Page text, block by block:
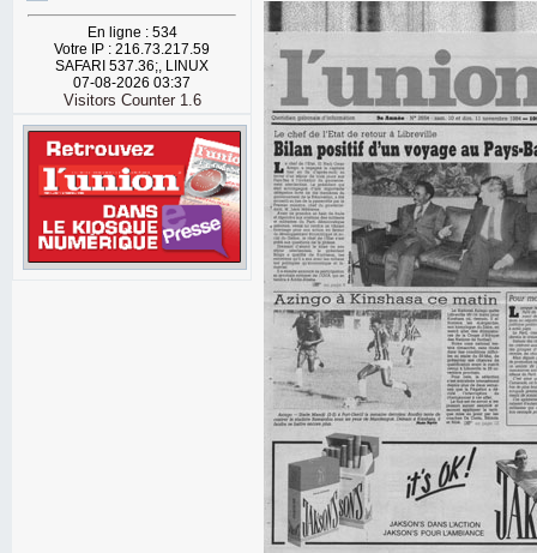
En ligne : 534
Votre IP : 216.73.217.59
SAFARI 537.36;, LINUX
07-08-2026 03:37
Visitors Counter 1.6